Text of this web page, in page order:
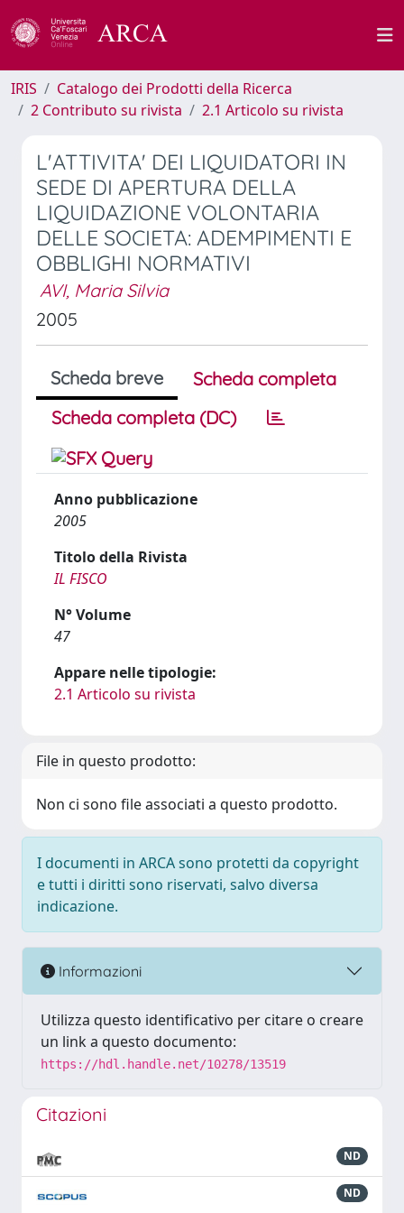
IRIS
Catalogo dei Prodotti della Ricerca
2 Contributo su rivista
2.1 Articolo su rivista
L'ATTIVITA' DEI LIQUIDATORI IN
SEDE DI APERTURA DELLA
LIQUIDAZIONE VOLONTARIA
DELLE SOCIETA: ADEMPIMENTI E
OBBLIGHI NORMATIVI
AVI, Maria Silvia
2005
Scheda breve
Scheda completa
Scheda completa (DC)
Anno pubblicazione
2005
Titolo della Rivista
IL FISCO
N° Volume
47
Appare nelle tipologie:
2.1 Articolo su rivista
File in questo prodotto:
Non ci sono file associati a questo prodotto.
I documenti in ARCA sono protetti da copyright
e tutti i diritti sono riservati, salvo diversa
indicazione.
Informazioni
Utilizza questo identificativo per citare o creare
un link a questo documento:
https://hdl.handle.net/10278/13519
Citazioni
ND
ND